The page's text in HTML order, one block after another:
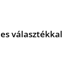
választékkal